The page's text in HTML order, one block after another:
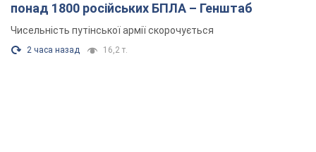
понад 1800 російських БПЛА – Генштаб
Чисельність путінської армії скорочується
2 часа назад 16,2 т.